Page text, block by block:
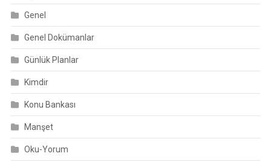
Genel
Genel Dokümanlar
Günlük Planlar
Kimdir
Konu Bankası
Manşet
Oku-Yorum